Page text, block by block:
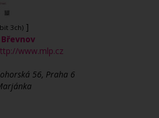
3ch) ]
Břevnov
www.mlp.cz
56, Praha 6